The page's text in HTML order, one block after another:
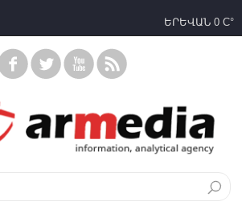
ԵՐԵՎԱՆ 0 C°